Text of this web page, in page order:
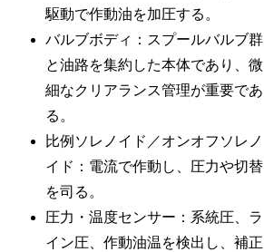
駆動で作動油を加圧する。
バルブボディ：スプールバルブ群
と油路を集約した本体であり、微
細なクリアランス管理が重要であ
る。
比例ソレノイド／オンオフソレノ
イド：電流で作動し、圧力や切替
を司る。
圧力・温度センサー：系統圧、ラ
イン圧、作動油温を検出し、補正